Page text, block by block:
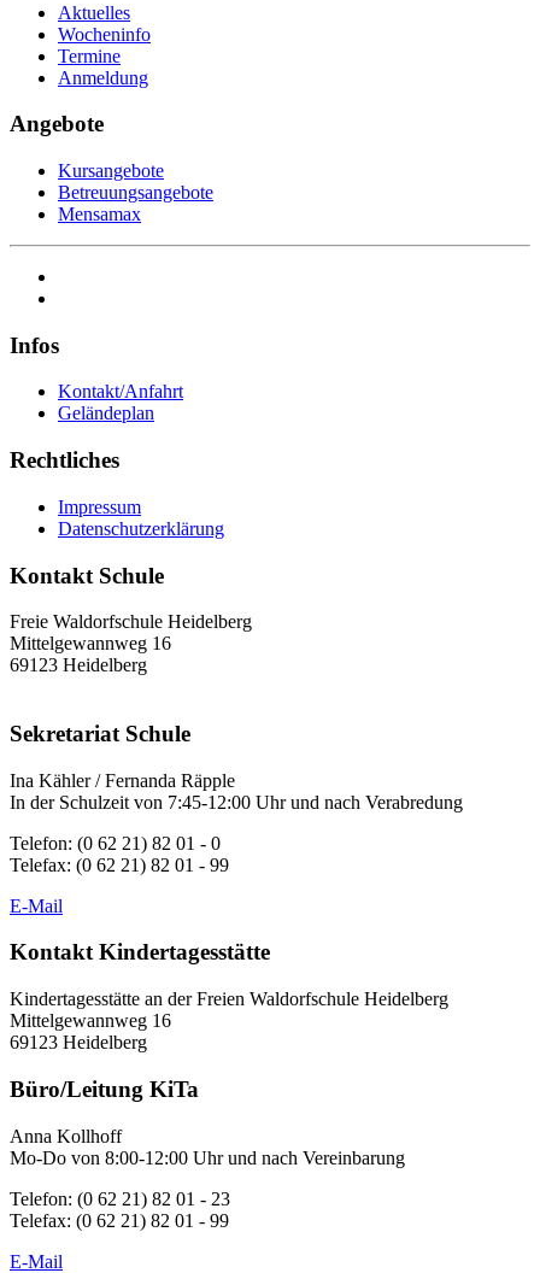
Aktuelles
Wocheninfo
Termine
Anmeldung
Angebote
Kursangebote
Betreuungsangebote
Mensamax
Infos
Kontakt/Anfahrt
Geländeplan
Rechtliches
Impressum
Datenschutzerklärung
Kontakt Schule
Freie Waldorfschule Heidelberg
Mittelgewannweg 16
69123 Heidelberg
Sekretariat Schule
Ina Kähler / Fernanda Räpple
In der Schulzeit von 7:45-12:00 Uhr und nach Verabredung
Telefon: (0 62 21) 82 01 - 0
Telefax: (0 62 21) 82 01 - 99
E-Mail
Kontakt Kindertagesstätte
Kindertagesstätte an der Freien Waldorfschule Heidelberg
Mittelgewannweg 16
69123 Heidelberg
Büro/Leitung KiTa
Anna Kollhoff
Mo-Do von 8:00-12:00 Uhr und nach Vereinbarung
Telefon: (0 62 21) 82 01 - 23
Telefax: (0 62 21) 82 01 - 99
E-Mail